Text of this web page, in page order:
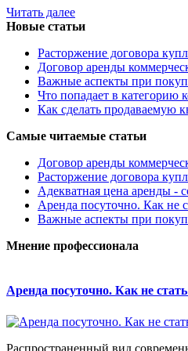
Читать далее
Новые статьи
Расторжение договора
Договор аренды
Важные аспекты при
Что попадает в категорию
Как сделать продаваемую
Самые читаемые статьи
Договор аренды
Расторжение договора
Адекватная цена аренды -
Аренда посуточно. Как не
Важные аспекты при
Мнение профессионала
Аренда посуточно. Как не
Распространенный вид